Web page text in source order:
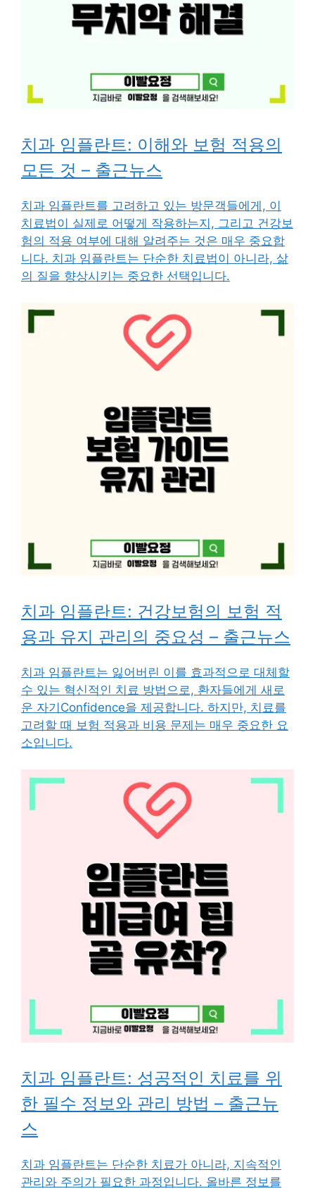
치과 임플란트: 이해와 보험 적용의
모든 것 – 출근뉴스
치과 임플란트를 고려하고 있는 방문객들에게, 이
치료법이 실제로 어떻게 작용하는지, 그리고 건강보
험의 적용 여부에 대해 알려주는 것은 매우 중요합
니다. 치과 임플란트는 단순한 치료법이 아니라, 삶
의 질을 향상시키는 중요한 선택입니다.
치과 임플란트: 건강보험의 보험 적
용과 유지 관리의 중요성 – 출근뉴스
치과 임플란트는 잃어버린 이를 효과적으로 대체할
수 있는 혁신적인 치료 방법으로, 환자들에게 새로
운 자기Confidence을 제공합니다. 하지만, 치료를
고려할 때 보험 적용과 비용 문제는 매우 중요한 요
소입니다.
치과 임플란트: 성공적인 치료를 위
한 필수 정보와 관리 방법 – 출근뉴
스
치과 임플란트는 단순한 치료가 아니라, 지속적인
관리와 주의가 필요한 과정입니다. 올바른 정보를